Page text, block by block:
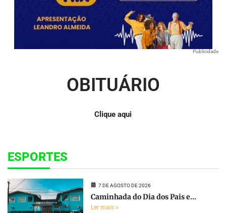
Publicidade
OBITUÁRIO
Clique aqui
ESPORTES
7 DE AGOSTO DE 2026
Caminhada do Dia dos Pais e...
Ler mais »